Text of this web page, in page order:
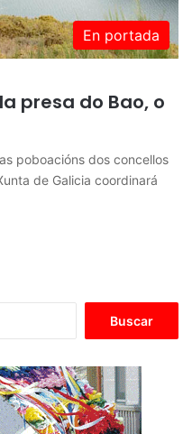
En portada
presa do Bao, o
poboacións dos concellos
de Galicia coordinará
c
a
r
: